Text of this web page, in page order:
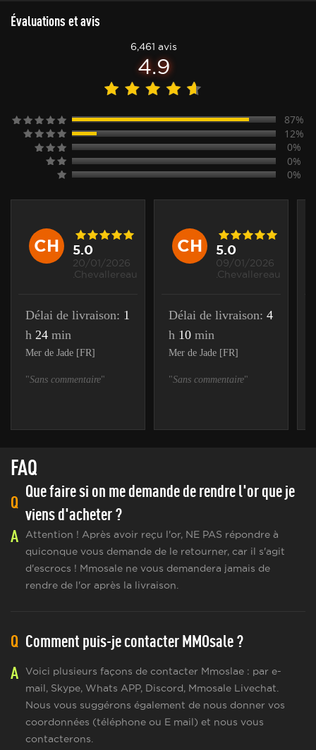
Évaluations et avis
6,461 avis
4.9
87%
12%
0%
0%
0%
CH 5.0
20/01/2026
.Chevallereau
Délai de livraison: 1
h 24 min
Mer de Jade [FR]
"Sans commentaire"
CH 5.0
09/01/2026
.Chevallereau
Délai de livraison: 4
h 10 min
Mer de Jade [FR]
"Sans commentaire"
FAQ
Q
Que faire si on me demande de rendre l'or que je
viens d'acheter ?
A
Attention ! Après avoir reçu l'or, NE PAS répondre à
quiconque vous demande de le retourner, car il s'agit
d'escrocs ! Mmosale ne vous demandera jamais de
rendre de l'or après la livraison.
Q Comment puis-je contacter MMOsale ?
A
Voici plusieurs façons de contacter Mmoslae : par e-
mail, Skype, Whats APP, Discord, Mmosale Livechat.
Nous vous suggérons également de nous donner vos
coordonnées (téléphone ou E mail) et nous vous
contacterons.